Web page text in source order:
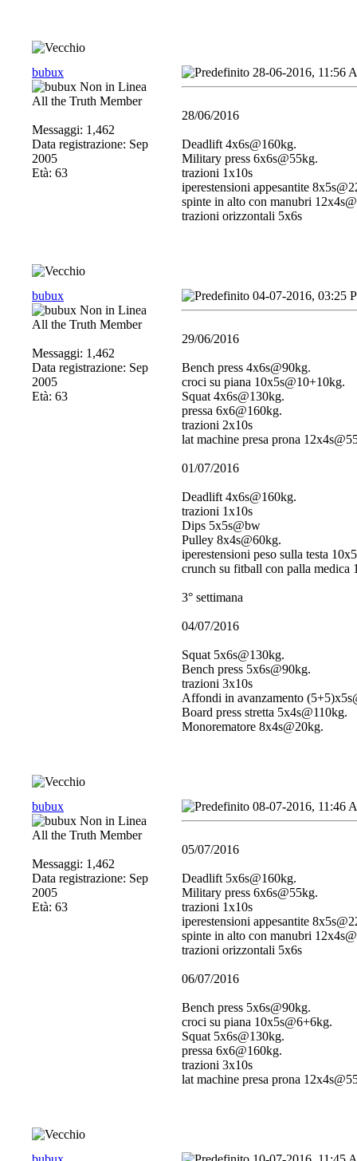
bubux
All the Truth Member
Messaggi: 1,462
Data registrazione: Sep
2005
Età: 63
28-06-2016, 11:56
28/06/2016
Deadlift 4x6s@160kg.
Military press 6x6s@55kg.
trazioni 1x10s
iperestensioni appesantite
spinte in alto con manubri
trazioni orizzontali 5x6s
bubux
All the Truth Member
Messaggi: 1,462
Data registrazione: Sep
2005
Età: 63
04-07-2016, 03:25
29/06/2016
Bench press 4x6s@90kg.
croci su piana 10x5s@10+10kg.
Squat 4x6s@130kg.
pressa 6x6@160kg.
trazioni 2x10s
lat machine presa prona
01/07/2016
Deadlift 4x6s@160kg.
trazioni 1x10s
Dips 5x5s@bw
Pulley 8x4s@60kg.
iperestensioni peso sulla testa
crunch su fitball con palla medica
3° settimana
04/07/2016
Squat 5x6s@130kg.
Bench press 5x6s@90kg.
trazioni 3x10s
Affondi in avanzamento
Board press stretta 5x4s@110kg.
Monorematore 8x4s@20kg.
bubux
All the Truth Member
Messaggi: 1,462
Data registrazione: Sep
2005
Età: 63
08-07-2016, 11:46
05/07/2016
Deadlift 5x6s@160kg.
Military press 6x6s@55kg.
trazioni 1x10s
iperestensioni appesantite
spinte in alto con manubri
trazioni orizzontali 5x6s
06/07/2016
Bench press 5x6s@90kg.
croci su piana 10x5s@6+6kg.
Squat 5x6s@130kg.
pressa 6x6@160kg.
trazioni 3x10s
lat machine presa prona